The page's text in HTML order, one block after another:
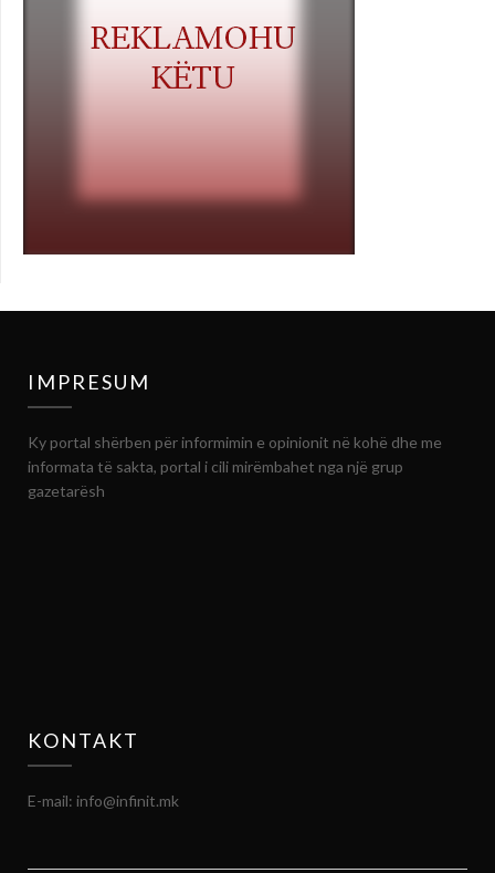
IMPRESUM
Ky portal shërben për informimin e opinionit në kohë dhe me
informata të sakta, portal i cili mirëmbahet nga një grup
gazetarësh
KONTAKT
E-mail: info@infinit.mk